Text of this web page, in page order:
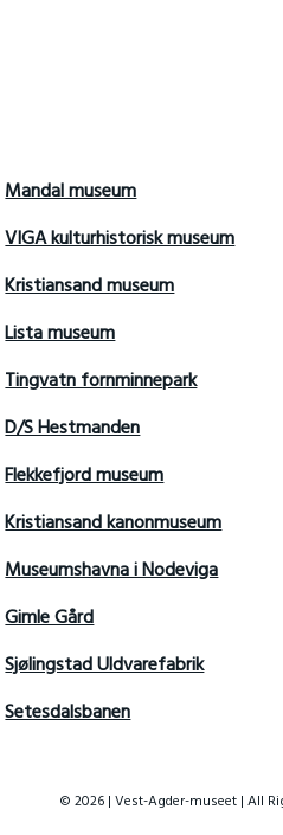
Mandal museum
VIGA kulturhistorisk museum
Kristiansand museum
Lista museum
Tingvatn fornminnepark
D/S Hestmanden
Flekkefjord museum
Kristiansand kanonmuseum
Museumshavna i Nodeviga
Gimle Gård
Sjølingstad Uldvarefabrik
Setesdalsbanen
© 2026 | Vest-Agder-museet | All